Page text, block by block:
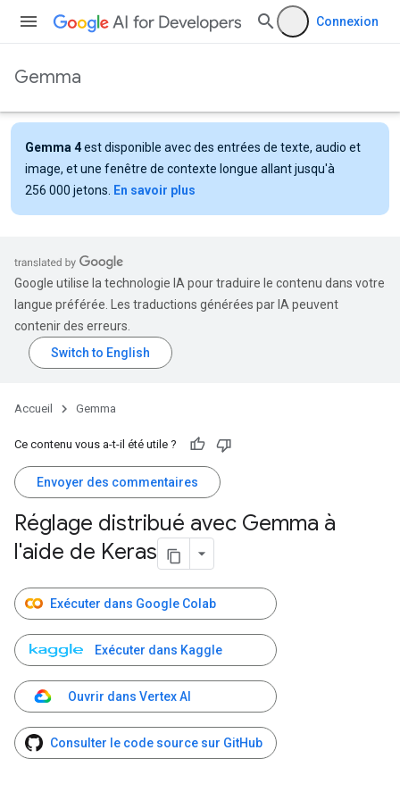
Connexion
Gemma
Gemma 4est disponible avec des entrées de texte, audio et
image, et une fenêtre de contexte longue allant jusqu'à
256 000 jetons.
En savoir plus
Google utilise la technologie IA pour traduire le contenu dans votre
langue préférée. Les traductions générées par IA peuvent
contenir des erreurs.
Accueil Gemma
Ce contenu vous a-t-il été utile ?
Envoyer des commentaires
Réglage distribué avec Gemma à
l'aide de Keras
Exécuter dans Google Colab
Exécuter dans Kaggle
Ouvrir dans Vertex AI
Consulter le code source sur GitHub